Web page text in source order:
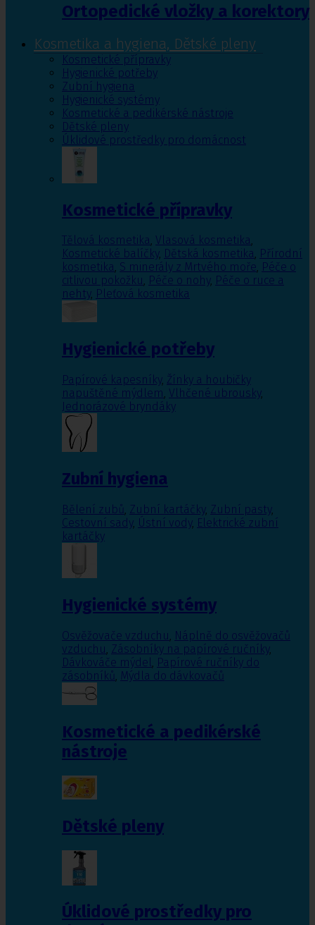
Ortopedické vložky a korektory
Kosmetika a hygiena, Dětské pleny
Kosmetické přípravky
Hygienické potřeby
Zubní hygiena
Hygienické systémy
Kosmetické a pedikérské nástroje
Dětské pleny
Úklidové prostředky pro domácnost
Kosmetické přípravky
Tělová kosmetika, Vlasová kosmetika,
Kosmetické balíčky, Dětská kosmetika, Přírodní
kosmetika, S minerály z Mrtvého moře, Péče o
citlivou pokožku, Péče o nohy, Péče o ruce a
nehty, Pleťová kosmetika
Hygienické potřeby
Papírové kapesníky, Žínky a houbičky
napuštěné mýdlem, Vlhčené ubrousky,
Jednorázové bryndáky
Zubní hygiena
Bělení zubů, Zubní kartáčky, Zubní pasty,
Cestovní sady, Ústní vody, Elektrické zubní
kartáčky
Hygienické systémy
Osvěžovače vzduchu, Náplně do osvěžovačů
vzduchu, Zásobníky na papírové ručníky,
Dávkováče mýdel, Papírové ručníky do
zásobníků, Mýdla do dávkovačů
Kosmetické a pedikérské
nástroje
Dětské pleny
Úklidové prostředky pro